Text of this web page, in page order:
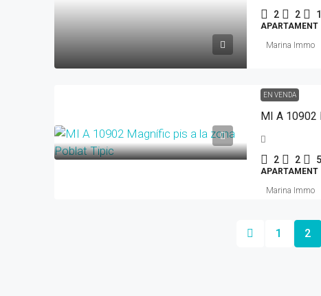
2 2
APARTAMENT
Marina Immo
EN VENDA
MI A 10902
2 2
APARTAMENT
Marina Immo
1 2